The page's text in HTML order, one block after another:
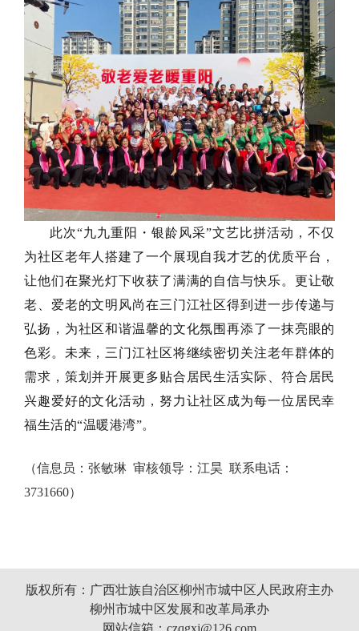
此次“九九重阳・银龄风采”文艺比拼活动，不仅
为社区老年人搭建了一个展现自我才艺的优质平台，
让他们在聚光灯下收获了满满的自信与快乐。更让敬
老、爱老的文明风尚在三门江社区得到进一步传递与
弘扬，为社区和谐温馨的文化氛围再添了一抹亮眼的
色彩。未来，三门江社区将继续密切关注老年群体的
需求，策划并开展更多贴合居民生活实际、符合居民
兴趣爱好的文化活动，努力让社区成为每一位居民幸
福生活的“温暖港湾”。
（信息员：张敏琳 审核领导：江昊 联系电话：
3731660）
版权所有：广西壮族自治区柳州市城中区人民政府主办
柳州市城中区发展和改革局承办
网站信箱：czqgxj@126.com